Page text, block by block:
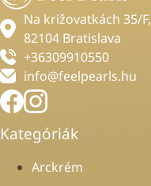
Na križovatkách 35/F,
82104 Bratislava
+36309910550
info@feelpearls.hu
Kategóriák
Arckrém